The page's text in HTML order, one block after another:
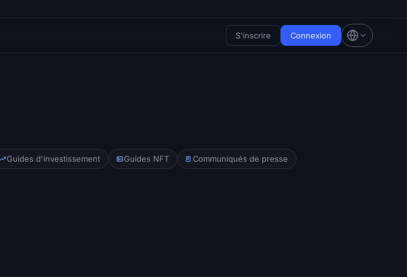
S'inscrire Connexion
Guides d'investissement Guides NFT Communiqués de presse